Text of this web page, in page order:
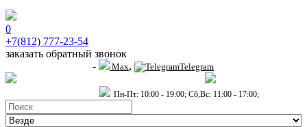
0
+7(812) 777-23-54
заказать обратный звонок
- Max, Telegram
Пн-Пт: 10:00 - 19:00; Сб,Вс: 11:00 - 17:00;